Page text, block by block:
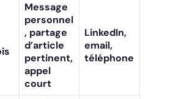
Message
personnel
, partage
d’article
pertinent,
appel
court
LinkedIn,
email,
téléphone